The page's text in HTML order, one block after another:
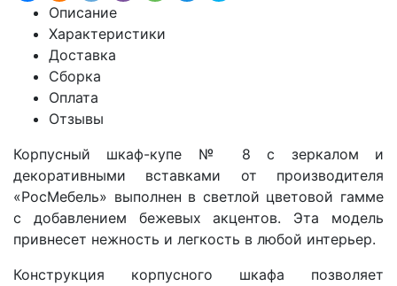
Описание
Характеристики
Доставка
Сборка
Оплата
Отзывы
Корпусный шкаф-купе № 8 с зеркалом и
декоративными вставками от производителя
«РосМебель» выполнен в светлой цветовой гамме
с добавлением бежевых акцентов. Эта модель
привнесет нежность и легкость в любой интерьер.
Конструкция корпусного шкафа позволяет